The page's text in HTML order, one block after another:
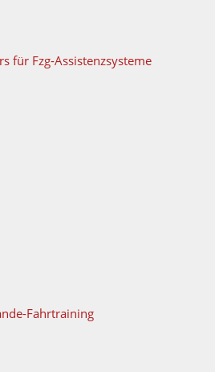
für Fzg-Assistenzsysteme
Fahrtraining